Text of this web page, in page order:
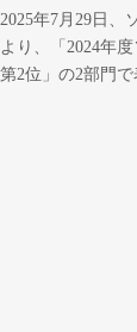
2025年7月29日、
より、「2024年
第2位」の2部門で